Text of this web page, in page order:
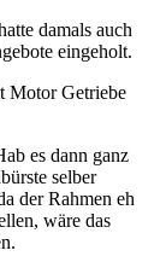
damals auch
eingeholt.
Motor Getriebe
es dann ganz
selber
der Rahmen eh
wäre das